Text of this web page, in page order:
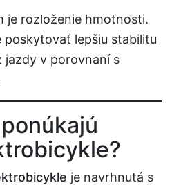
je rozloženie hmotnosti.
lepšiu stabilitu
jazdy v porovnaní s
je navrhnutá s